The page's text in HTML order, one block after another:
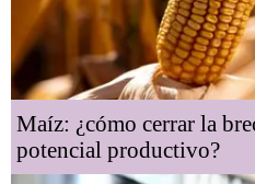
Maíz: ¿cómo cerrar la
potencial productivo?